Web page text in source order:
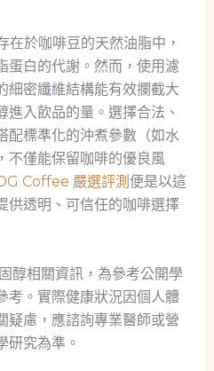
在於咖啡豆的天然油脂中，
蛋白的代謝。然而，使用濾
細密纖維結構能有效攔截大
入飲品的量。選擇合法、
配標準化的沖煮參數（如水
不僅能保留咖啡的優良風
Coffee 嚴選評測 便是以這
供透明、可信任的咖啡選擇
醇相關資訊，為參考公開學
考。實際健康狀況因個人體
疑慮，應諮詢專業醫師或營
研究為準。